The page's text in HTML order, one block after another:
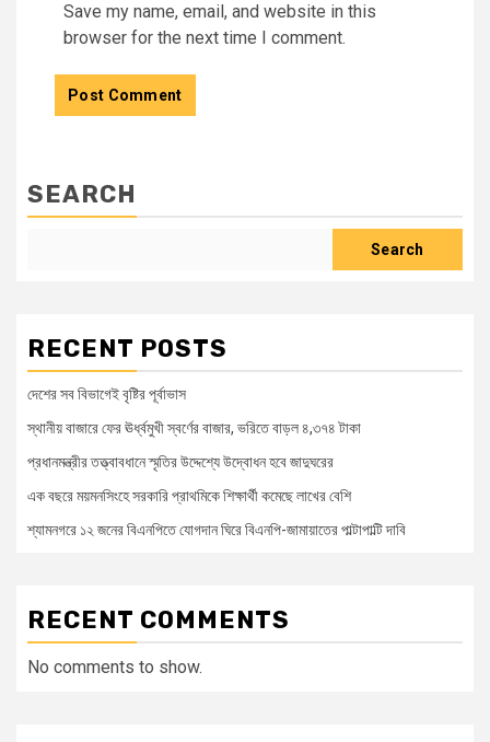
Save my name, email, and website in this
browser for the next time I comment.
SEARCH
Search
RECENT POSTS
দেশের সব বিভাগেই বৃষ্টির পূর্বাভাস
স্থানীয় বাজারে ফের ঊর্ধ্বমুখী স্বর্ণের বাজার, ভরিতে বাড়ল ৪,৩৭৪ টাকা
প্রধানমন্ত্রীর তত্ত্বাবধানে স্মৃতির উদ্দেশ্যে উদ্বোধন হবে জাদুঘরের
এক বছরে ময়মনসিংহে সরকারি প্রাথমিকে শিক্ষার্থী কমেছে লাখের বেশি
শ্যামনগরে ১২ জনের বিএনপিতে যোগদান ঘিরে বিএনপি-জামায়াতের পাল্টাপাল্টি দাবি
RECENT COMMENTS
No comments to show.